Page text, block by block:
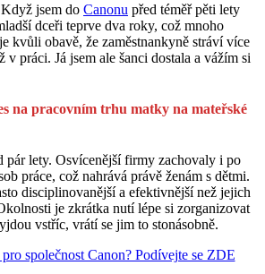
jsem do Canonu před téměř pěti lety
dceři teprve dva roky, což mnoho
kvůli obavě, že zaměstnankyně stráví více
v práci. Já jsem ale šanci dostala a vážím si
na pracovním trhu matky na mateřské
pár lety. Osvícenější firmy zachovaly i po
práce, což nahrává právě ženám s dětmi.
disciplinovanější a efektivnější než jejich
je zkrátka nutí lépe si zorganizovat
vstříc, vrátí se jim to stonásobně.
společnost Canon? Podívejte se ZDE